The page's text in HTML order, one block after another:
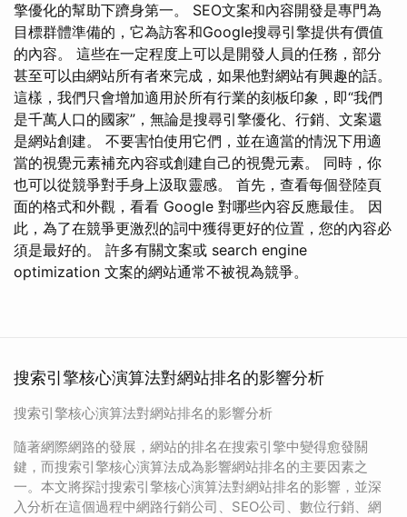
擎優化的幫助下躋身第一。 SEO文案和內容開發是專門為
目標群體準備的，它為訪客和Google搜尋引擎提供有價值
的內容。 這些在一定程度上可以是開發人員的任務，部分
甚至可以由網站所有者來完成，如果他對網站有興趣的話。
這樣，我們只會增加適用於所有行業的刻板印象，即“我們
是千萬人口的國家”，無論是搜尋引擎優化、行銷、文案還
是網站創建。 不要害怕使用它們，並在適當的情況下用適
當的視覺元素補充內容或創建自己的視覺元素。 同時，你
也可以從競爭對手身上汲取靈感。 首先，查看每個登陸頁
面的格式和外觀，看看 Google 對哪些內容反應最佳。 因
此，為了在競爭更激烈的詞中獲得更好的位置，您的內容必
須是最好的。 許多有關文案或 search engine
optimization 文案的網站通常不被視為競爭。
搜索引擎核心演算法對網站排名的影響分析
搜索引擎核心演算法對網站排名的影響分析
隨著網際網路的發展，網站的排名在搜索引擎中變得愈發關
鍵，而搜索引擎核心演算法成為影響網站排名的主要因素之
一。本文將探討搜索引擎核心演算法對網站排名的影響，並深
入分析在這個過程中網路行銷公司、SEO公司、數位行銷、網